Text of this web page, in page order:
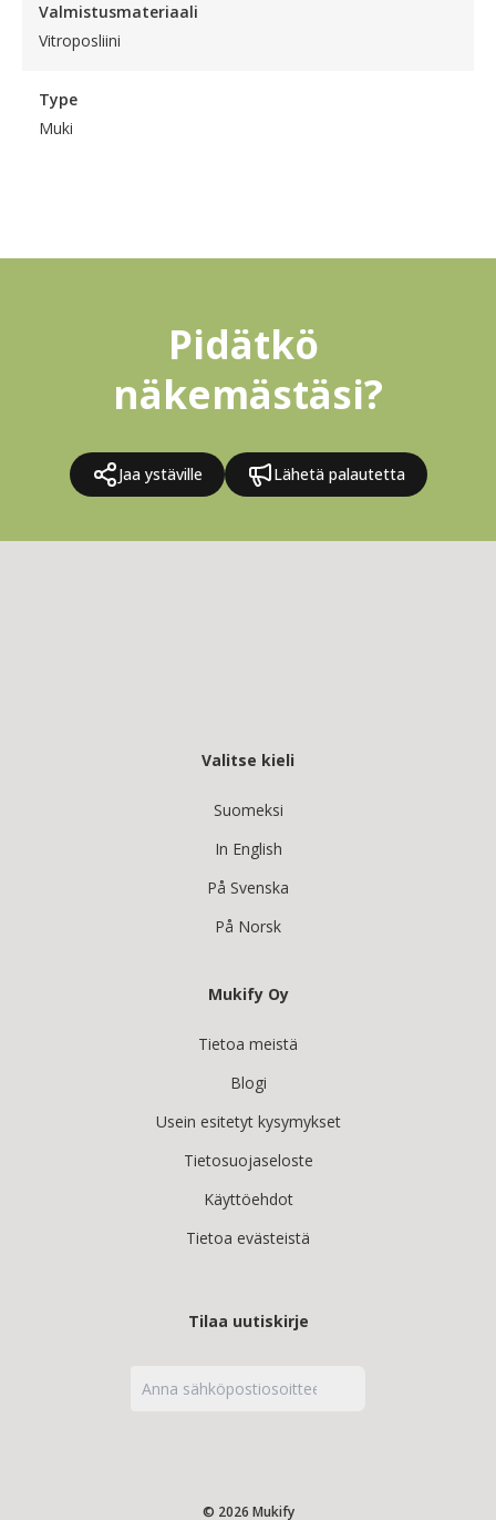
Valmistusmateriaali
Vitroposliini
Type
Muki
Pidätkö
näkemästäsi?
Jaa ystäville Lähetä palautetta
Valitse kieli
Suomeksi
In English
På Svenska
På Norsk
Mukify Oy
Tietoa meistä
Blogi
Usein esitetyt kysymykset
Tietosuojaseloste
Käyttöehdot
Tietoa evästeistä
Tilaa uutiskirje
© 2026 Mukify